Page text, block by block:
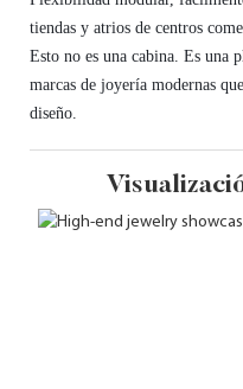
tiendas y atrios de centros
Esto no es una cabina. Es una
marcas de joyería modernas
diseño.